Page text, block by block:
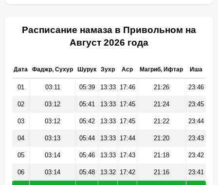
Расписание намаза в Привольном на
Август 2026 года
Дата Фаджр, Сухур Шурук Зухр Аср Магриб, Ифтар Иша
01 03:11 05:39 13:33 17:46 21:26 23:46
02 03:12 05:41 13:33 17:45 21:24 23:45
03 03:12 05:42 13:33 17:45 21:22 23:44
04 03:13 05:44 13:33 17:44 21:20 23:43
05 03:14 05:46 13:33 17:43 21:18 23:42
06 03:14 05:48 13:32 17:42 21:16 23:41